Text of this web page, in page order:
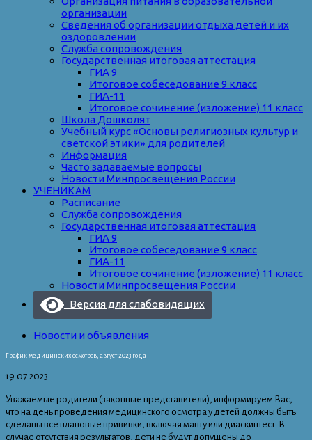
организации
Сведения об организации отдыха детей и их
оздоровлении
Служба сопровождения
Государственная итоговая аттестация
ГИА 9
Итоговое собеседование 9 класс
ГИА-11
Итоговое сочинение (изложение) 11 класс
Школа Дошколят
Учебный курс «Основы религиозных культур и
светской этики» для родителей
Информация
Часто задаваемые вопросы
Новости Минпросвещения России
УЧЕНИКАМ
Расписание
Служба сопровождения
Государственная итоговая аттестация
ГИА 9
Итоговое собеседование 9 класс
ГИА-11
Итоговое сочинение (изложение) 11 класс
Новости Минпросвещения России
Версия для слабовидящих
Новости и объявления
График медицинских осмотров, август 2023 года
19.07.2023
Уважаемые родители (законные представители), информируем Вас,
что на день проведения медицинского осмотра у детей должны быть
сделаны все плановые прививки, включая манту или диаскинтест. В
случае отсутствия результатов, дети не будут допущены до